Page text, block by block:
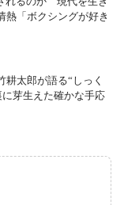
熱「ボクシングが好き
耕太郎が語る“しっく
芽生えた確かな手応